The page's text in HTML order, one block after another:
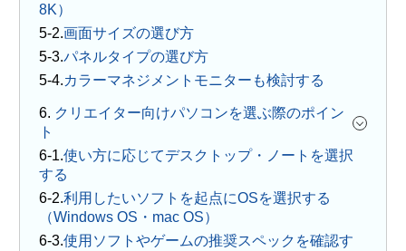
8K）
画面サイズの選び方
パネルタイプの選び方
カラーマネジメントモニターも検討する
6. クリエイター向けパソコンを選ぶ際のポイン
ト
使い方に応じてデスクトップ・ノートを選択
する
利用したいソフトを起点にOSを選択する
（Windows OS・mac OS）
使用ソフトやゲームの推奨スペックを確認す